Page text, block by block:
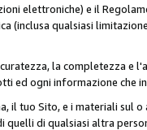
elettroniche) e il
(inclusa qualsiasi
la completezza
ed ogni informazione che
il tuo Sito, e i materiali sul
di qualsiasi altra